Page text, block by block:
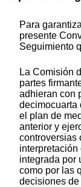
Para
presente
Seguimiento
La Comisión
partes
adhieran con
decimocuarta
el plan de
anterior y
controversias
integrada por
como por las
decisiones